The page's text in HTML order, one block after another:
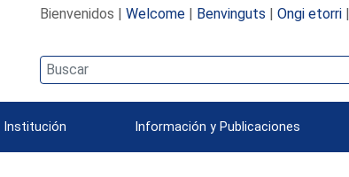
Bienvenidos | Welcome| Benvinguts | Ongi etorri|
Institución Información y Publicaciones